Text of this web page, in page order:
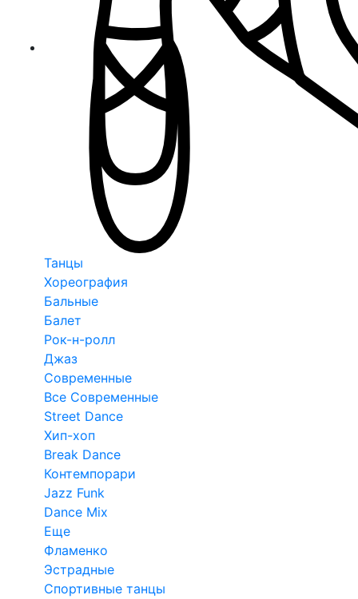
Танцы
Хореография
Бальные
Балет
Рок-н-ролл
Джаз
Современные
Все Современные
Street Dance
Хип-хоп
Break Dance
Контемпорари
Jazz Funk
Dance Mix
Еще
Фламенко
Эстрадные
Спортивные танцы